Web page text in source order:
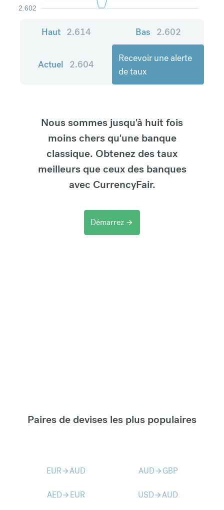
2.602
Haut 2.614 Bas 2.602
Actuel 2.604
Recevoir une alerte
de taux
Nous sommes jusqu'à huit fois
moins chers qu'une banque
classique. Obtenez des taux
meilleurs que ceux des banques
avec CurrencyFair.
Démarrez arrow_forward
Paires de devises les plus populaires
EURarrow_forwardAUD AUDarrow_forward GBP
AEDarrow_forward EUR USDarrow_forwardAUD